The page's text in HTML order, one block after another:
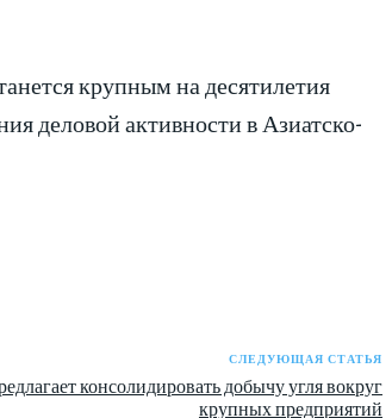
крупным на десятилетия
деловой активности в Азиатско-
СЛЕДУЮЩАЯ СТАТЬЯ
консолидировать добычу угля вокруг
крупных предприятий